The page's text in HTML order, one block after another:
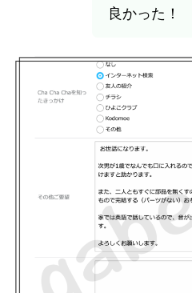
良かった！